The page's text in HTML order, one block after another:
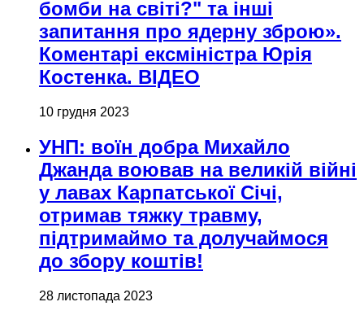
бомби на світі?" та інші
запитання про ядерну зброю».
Коментарі ексміністра Юрія
Костенка. ВІДЕО
10 грудня 2023
УНП: воїн добра Михайло
Джанда воював на великій війні
у лавах Карпатської Січі,
отримав тяжку травму,
підтримаймо та долучаймося
до збору коштів!
28 листопада 2023